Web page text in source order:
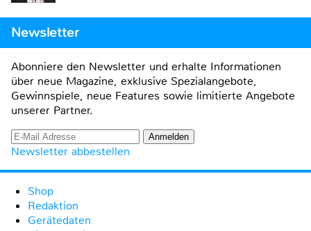
Newsletter
Abonniere den Newsletter und erhalte Informationen
über neue Magazine, exklusive Spezialangebote,
Gewinnspiele, neue Features sowie limitierte Angebote
unserer Partner.
Newsletter abbestellen
Shop
Redaktion
Gerätedaten